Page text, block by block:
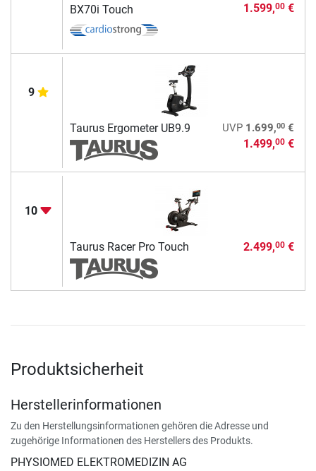
BX70i Touch
1.599,00€
9
Taurus Ergometer UB9.9 UVP 1.699,00€
1.499,00€
10
Taurus Racer Pro Touch 2.499,00€
Produktsicherheit
Herstellerinformationen
Zu den Herstellungsinformationen gehören die Adresse und
zugehörige Informationen des Herstellers des Produkts.
PHYSIOMED ELEKTROMEDIZIN AG